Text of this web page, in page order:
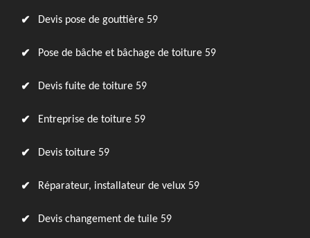
Devis pose de gouttière 59
Pose de bâche et bâchage de toiture 59
Devis fuite de toiture 59
Entreprise de toiture 59
Devis toiture 59
Réparateur, installateur de velux 59
Devis changement de tuile 59